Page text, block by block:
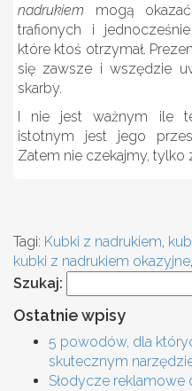
nadrukiem mogą
trafionych i
które ktoś otrzymał.
się zawsze i wszędzie
skarby.
I nie jest ważnym ile
istotnym jest jego
Zatem nie czekajmy, tylko
Tagi: Kubki z nadrukiem,
kubki z nadrukiem okazyjne,
Szukaj:
Ostatnie wpisy
5 powodów, dla
skutecznym
Słodycze reklamowe